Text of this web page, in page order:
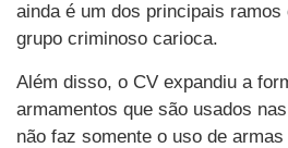
ainda é um dos principais ramos
grupo criminoso carioca.
Além disso, o CV expandiu a
armamentos que são usados
não faz somente o uso de